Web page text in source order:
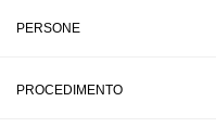
PERSONE
PROCEDIMENTO